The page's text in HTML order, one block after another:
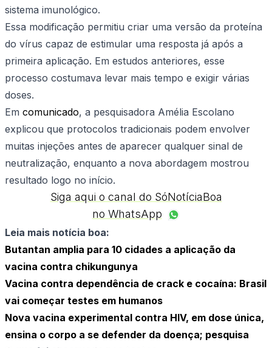
sistema imunológico.
Essa modificação permitiu criar uma versão da proteína
do vírus capaz de estimular uma resposta já após a
primeira aplicação. Em estudos anteriores, esse
processo costumava levar mais tempo e exigir várias
doses.
Em comunicado, a pesquisadora Amélia Escolano
explicou que protocolos tradicionais podem envolver
muitas injeções antes de aparecer qualquer sinal de
neutralização, enquanto a nova abordagem mostrou
resultado logo no início.
Siga aqui o canal do SóNotíciaBoa
no WhatsApp
Leia mais notícia boa:
Butantan amplia para 10 cidades a aplicação da
vacina contra chikungunya
Vacina contra dependência de crack e cocaína: Brasil
vai começar testes em humanos
Nova vacina experimental contra HIV, em dose única,
ensina o corpo a se defender da doença; pesquisa